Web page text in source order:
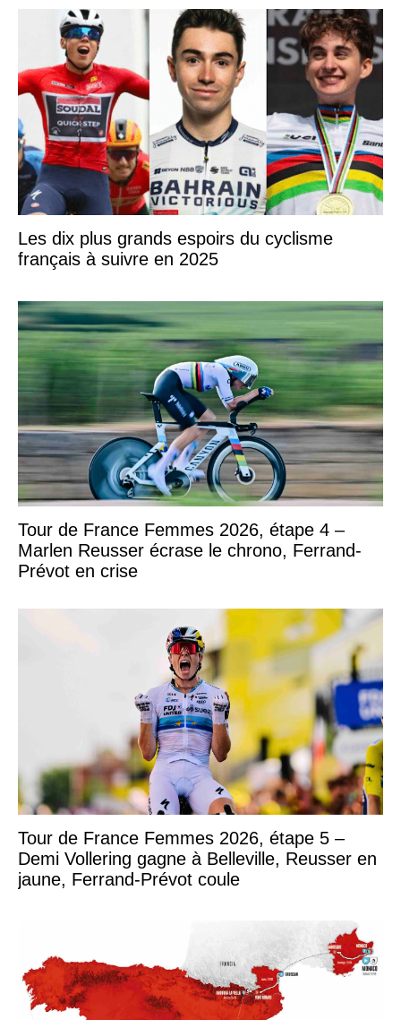
Les dix plus grands espoirs du cyclisme
français à suivre en 2025
Tour de France Femmes 2026, étape 4 –
Marlen Reusser écrase le chrono, Ferrand-
Prévot en crise
Tour de France Femmes 2026, étape 5 –
Demi Vollering gagne à Belleville, Reusser en
jaune, Ferrand-Prévot coule